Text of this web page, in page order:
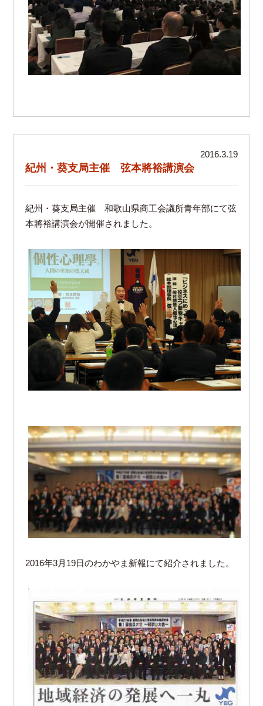
2016.3.19
紀州・葵支局主催 弦本將裕講演会
紀州・葵支局主催 和歌山県商工会議所青年部にて弦
本將裕講演会が開催されました。
2016年3月19日のわかやま新報にて紹介されました。